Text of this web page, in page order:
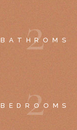
2
BATHROMS
2
BEDROOMS